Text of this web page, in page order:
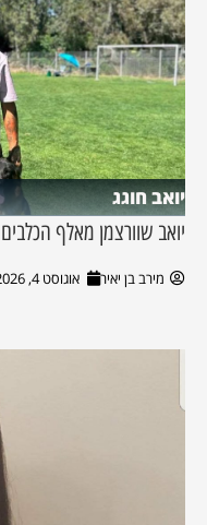
יואב חוגג
יואב שוורצמן מאלף
מירב בן יאיר אוגוסט 4, 2026